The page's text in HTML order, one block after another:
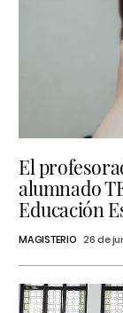
El
alumnado
Educación
MAGISTERIO 26 de